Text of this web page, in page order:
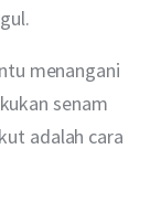
menangani
senam
adalah cara